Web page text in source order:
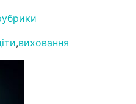
,виховання